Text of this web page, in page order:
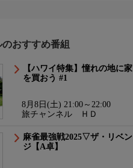
おすすめ番組
【ハワイ特集】憧れの地に家
を買おう #1
8月8日(土) 21:00～22:00
旅チャンネル ＨＤ
麻雀最強戦2025▽ザ・リベン
ジ【A卓】